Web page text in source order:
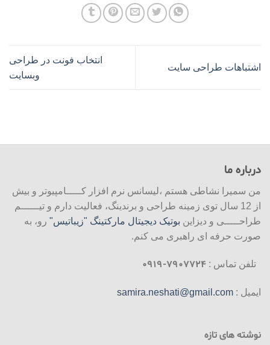
اشتباهات طراحی سایت
انتخاب فونت در طراحی
وبسایت
درباره ما
من سمیرا نشاطی هستم ،لیسانس نرم افزار کـــــامپیوتر و بیش
از 12 سال توی زمینه طراحی و برندینگ، فعالیت دارم و تیــــــم
طراحـــــی و دیزاین بوتیک دیجیتال مارکتینگ "زیباتیس" رو، به
صورت حرفه ای راهبری می کنم.
تلفن تماس : ۷۹۰۷۷۲۴-۰۹۱۹
ایمیل : samira.neshati@gmail.com
نوشته های تازه